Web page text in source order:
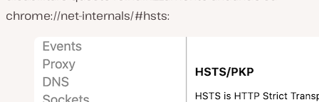
chrome://net-internals/#hsts: